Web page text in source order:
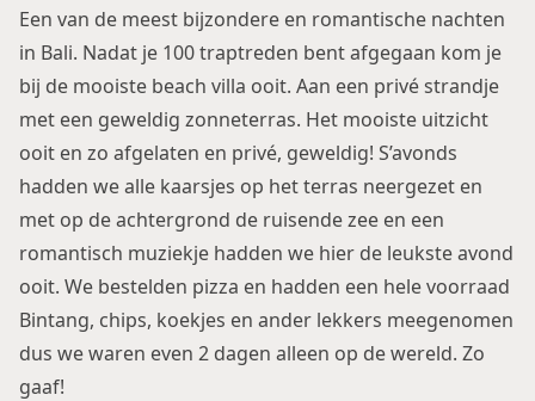
Een van de meest bijzondere en romantische nachten
in Bali. Nadat je 100 traptreden bent afgegaan kom je
bij de mooiste beach villa ooit. Aan een privé strandje
met een geweldig zonneterras. Het mooiste uitzicht
ooit en zo afgelaten en privé, geweldig! S’avonds
hadden we alle kaarsjes op het terras neergezet en
met op de achtergrond de ruisende zee en een
romantisch muziekje hadden we hier de leukste avond
ooit. We bestelden pizza en hadden een hele voorraad
Bintang, chips, koekjes en ander lekkers meegenomen
dus we waren even 2 dagen alleen op de wereld. Zo
gaaf!